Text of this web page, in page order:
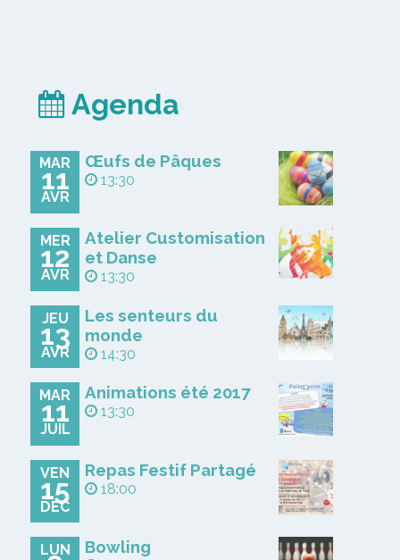
Agenda
MAR
11
AVR
Œufs de Pâques
13:30
MER
12
AVR
Atelier Customisation
et Danse
13:30
JEU
13
AVR
Les senteurs du
monde
14:30
MAR
11
JUIL
Animations été 2017
13:30
VEN
15
DÉC
Repas Festif Partagé
18:00
LUN Bowling